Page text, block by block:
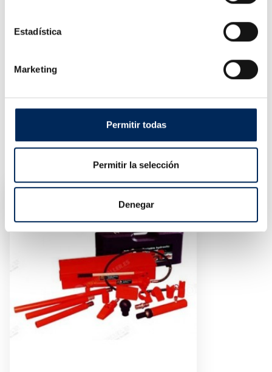
Estadística
Marketing
Permitir todas
Permitir la selección
Denegar
TECHNICAL CHARACTERISTICS: